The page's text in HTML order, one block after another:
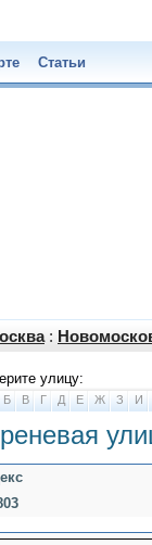
Статьи
:
улицу:
Б В Г Д Е Ж З И